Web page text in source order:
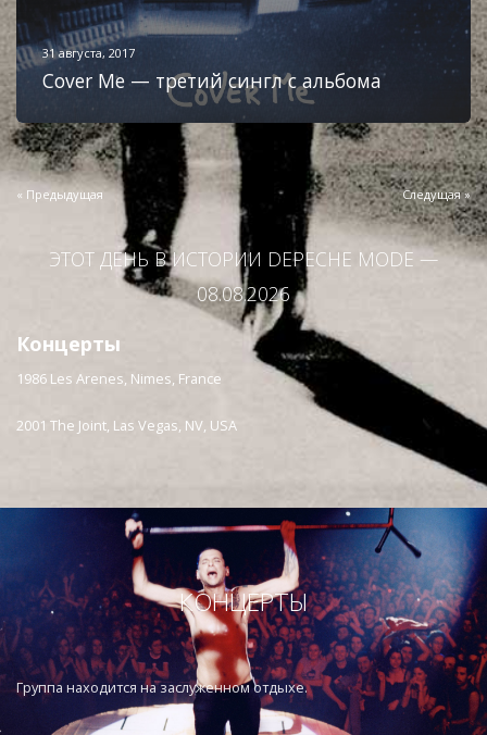
31 августа, 2017
Cover Me — третий сингл с альбома
« Предыдущая Следущая »
ЭТОТ ДЕНЬ В ИСТОРИИ DEPECHE MODE —
08.08.2026
Концерты
1986 Les Arenes, Nimes, France
2001 The Joint, Las Vegas, NV, USA
КОНЦЕРТЫ
Группа находится на заслуженном отдыхе.